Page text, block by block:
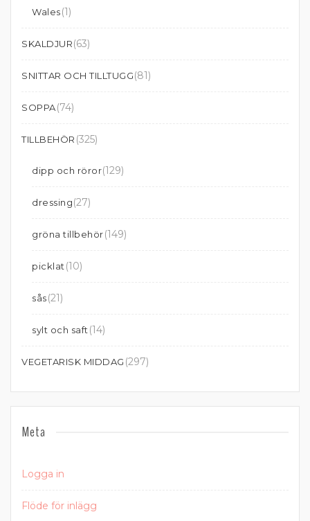
Wales(1)
SKALDJUR(63)
SNITTAR OCH TILLTUGG(81)
SOPPA(74)
TILLBEHÖR (325)
dipp och röror(129)
dressing(27)
gröna tillbehör(149)
picklat (10)
sås(21)
sylt och saft (14)
VEGETARISK MIDDAG (297)
Meta
Logga in
Flöde för inlägg